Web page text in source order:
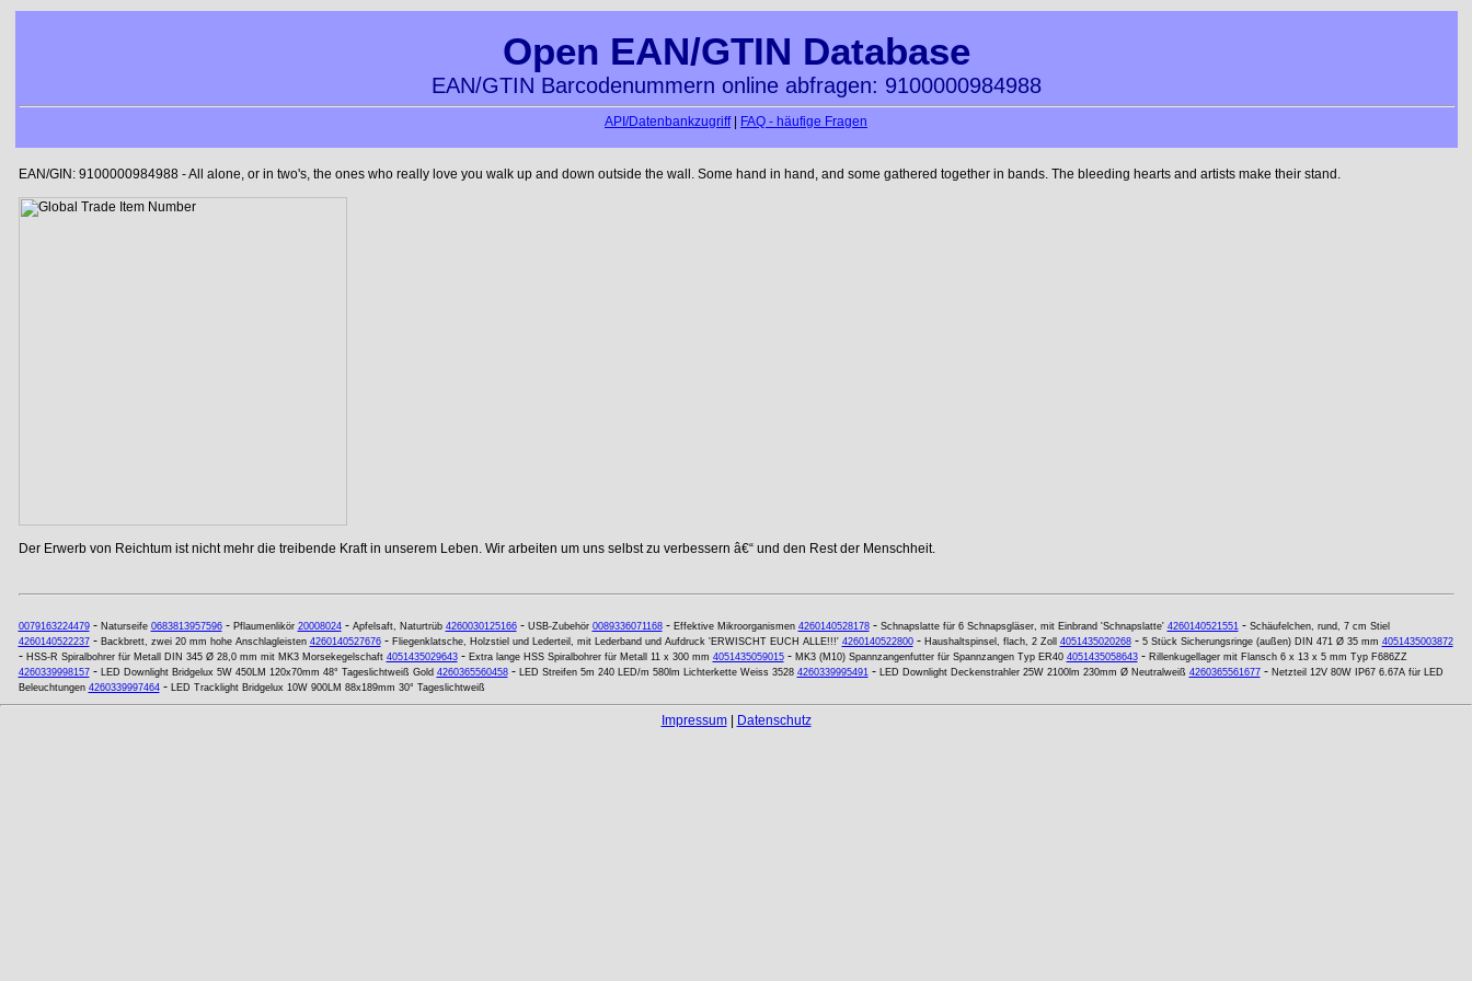
Open EAN/GTIN Database
EAN/GTIN Barcodenummern online abfragen: 9100000984988
API/Datenbankzugriff| FAQ - häufige Fragen
EAN/GIN: 9100000984988 - All alone, or in two's, the ones who really love you walk up and down outside the wall. Some hand in hand, and some gathered together in bands. The bleeding hearts and artists make their stand.
Der Erwerb von Reichtum ist nicht mehr die treibende Kraft in unserem Leben. Wir arbeiten um uns selbst zu verbessern â€“ und den Rest der Menschheit.
0079163224479- Naturseife 0683813957596- Pflaumenlikör 20008024- Apfelsaft, Naturtrüb 4260030125166- USB-Zubehör 0089336071168- Effektive Mikroorganismen 4260140528178- Schnapslatte für 6 Schnapsgläser, mit Einbrand 'Schnapslatte' 4260140521551- Schäufelchen, rund, 7 cm Stiel
4260140522237- Backbrett, zwei 20 mm hohe Anschlagleisten 4260140527676- Fliegenklatsche, Holzstiel und Lederteil, mit Lederband und Aufdruck 'ERWISCHT EUCH ALLE!!!' 4260140522800- Haushaltspinsel, flach, 2 Zoll 4051435020268- 5 Stück Sicherungsringe (außen) DIN 471 Ø 35 mm 4051435003872
- HSS-R Spiralbohrer für Metall DIN 345 Ø 28,0 mm mit MK3 Morsekegelschaft 4051435029643- Extra lange HSS Spiralbohrer für Metall 11 x 300 mm 4051435059015- MK3 (M10) Spannzangenfutter für Spannzangen Typ ER40 4051435058643- Rillenkugellager mit Flansch 6 x 13 x 5 mm Typ F686ZZ
4260339998157- LED Downlight Bridgelux 5W 450LM 120x70mm 48° Tageslichtweiß Gold 4260365560458- LED Streifen 5m 240 LED/m 580lm Lichterkette Weiss 3528 4260339995491- LED Downlight Deckenstrahler 25W 2100lm 230mm Ø Neutralweiß 4260365561677- Netzteil 12V 80W IP67 6.67A für LED
Beleuchtungen 4260339997464- LED Tracklight Bridgelux 10W 900LM 88x189mm 30° Tageslichtweiß
Impressum| Datenschutz